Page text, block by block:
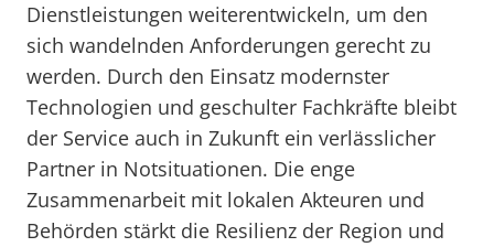
Dienstleistungen weiterentwickeln, um den
sich wandelnden Anforderungen gerecht zu
werden. Durch den Einsatz modernster
Technologien und geschulter Fachkräfte bleibt
der Service auch in Zukunft ein verlässlicher
Partner in Notsituationen. Die enge
Zusammenarbeit mit lokalen Akteuren und
Behörden stärkt die Resilienz der Region und